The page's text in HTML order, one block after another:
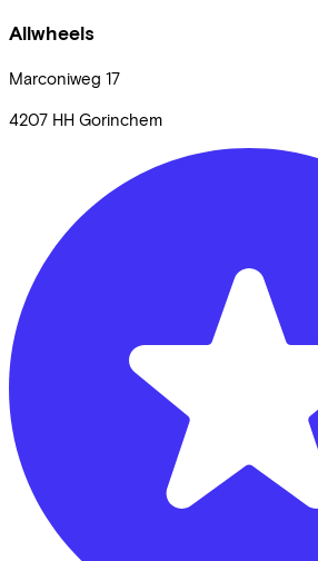
Allwheels
Marconiweg 17
4207 HH Gorinchem